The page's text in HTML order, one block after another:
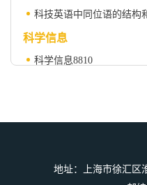
科技英语中同位语的结构
科学信息
科学信息8810
地址：上海市徐汇区